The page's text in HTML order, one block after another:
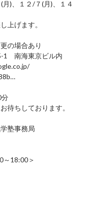
月)、１２/７(月)、１４
上げます。
の場合あり
1 南海東京ビル内
待ちしております。
塾事務局
～18:00＞